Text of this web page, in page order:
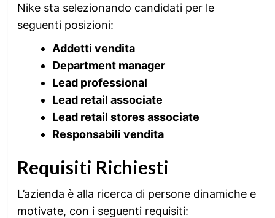
Nike sta selezionando candidati per le
seguenti posizioni:
Addetti vendita
Department manager
Lead professional
Lead retail associate
Lead retail stores associate
Responsabili vendita
Requisiti Richiesti
L’azienda è alla ricerca di persone dinamiche e
motivate, con i seguenti requisiti: